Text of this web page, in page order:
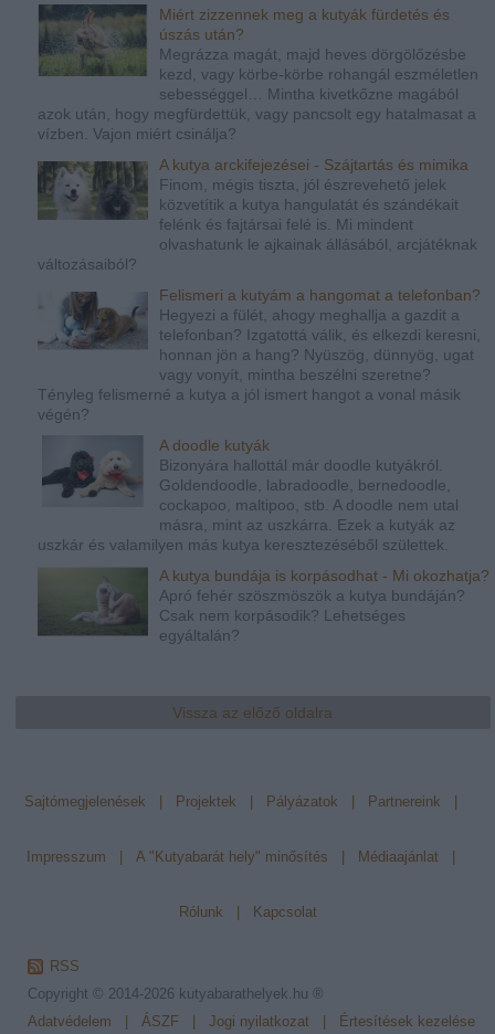
Miért zizzennek meg a kutyák fürdetés és
úszás után?
Megrázza magát, majd heves dörgölőzésbe
kezd, vagy körbe-körbe rohangál eszméletlen
sebességgel… Mintha kivetkőzne magából
azok után, hogy megfürdettük, vagy pancsolt egy hatalmasat a
vízben. Vajon miért csinálja?
A kutya arckifejezései - Szájtartás és mimika
Finom, mégis tiszta, jól észrevehető jelek
közvetítik a kutya hangulatát és szándékait
felénk és fajtársai felé is. Mi mindent
olvashatunk le ajkainak állásából, arcjátéknak
változásaiból?
Felismeri a kutyám a hangomat a telefonban?
Hegyezi a fülét, ahogy meghallja a gazdit a
telefonban? Izgatottá válik, és elkezdi keresni,
honnan jön a hang? Nyüszög, dünnyög, ugat
vagy vonyít, mintha beszélni szeretne?
Tényleg felismerné a kutya a jól ismert hangot a vonal másik
végén?
A doodle kutyák
Bizonyára hallottál már doodle kutyákról.
Goldendoodle, labradoodle, bernedoodle,
cockapoo, maltipoo, stb. A doodle nem utal
másra, mint az uszkárra. Ezek a kutyák az
uszkár és valamilyen más kutya keresztezéséből születtek.
A kutya bundája is korpásodhat - Mi okozhatja?
Apró fehér szöszmöszök a kutya bundáján?
Csak nem korpásodik? Lehetséges
egyáltalán?
Vissza az előző oldalra
Sajtómegjelenések Projektek Pályázatok Partnereink
Impresszum A "Kutyabarát hely" minősítés Médiaajánlat
Rólunk Kapcsolat
RSS
Copyright © 2014-2026 kutyabarathelyek.hu ®
Adatvédelem
ÁSZF Jogi nyilatkozat Értesítések kezelése